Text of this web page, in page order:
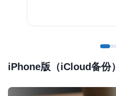
iPhone版（iCloud备份）